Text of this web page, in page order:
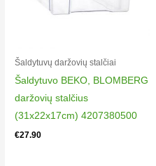
Liebherr KGTES4066 – 26 – 001
Liebherr KGTES4066 – 24 A
Liebherr CNES 5056 index 20 g
Liebherr KGTES4066INDEX27B
Liebherr CNES5056INEX20B
Šaldytuvų daržovių stalčiai
Šaldytuvo BEKO, BLOMBERG
daržovių stalčius
(31x22x17cm) 4207380500
€27.90